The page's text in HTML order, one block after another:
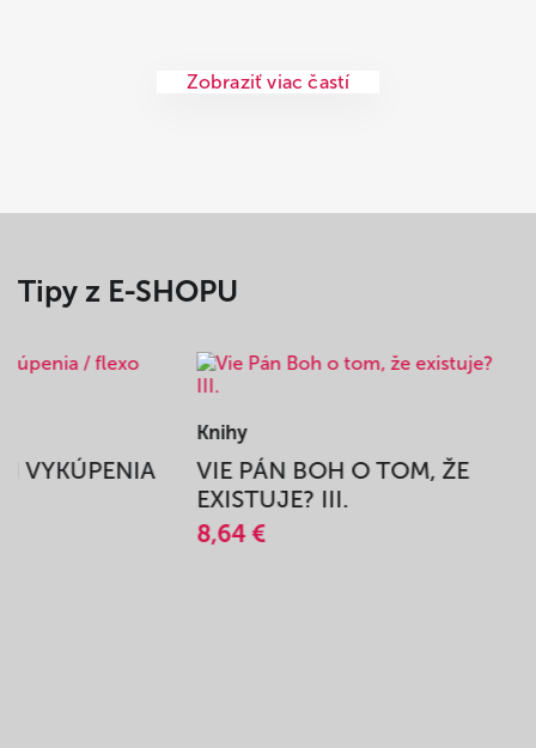
Zobraziť viac častí
Tipy z E-SHOPU
VYKÚPENIA
Knihy
VIE PÁN BOH O TOM, ŽE
EXISTUJE? III.
8,64 €